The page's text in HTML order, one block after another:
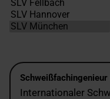
Schweißfachingenieur
Internationaler